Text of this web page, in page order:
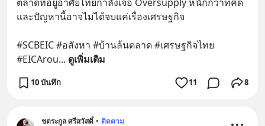
และปัญหานี้อาจไม่ได้จบแค่เรื่องเศรษฐกิจ
#SCBEIC #อสังหา #บ้านล้นตลาด #เศรษฐกิจไทย
#EICArou... ดูเพิ่มเติม
10 บันทึก 11 8
ชตระกูล ศรีสวัสดิ์ • ติดตาม